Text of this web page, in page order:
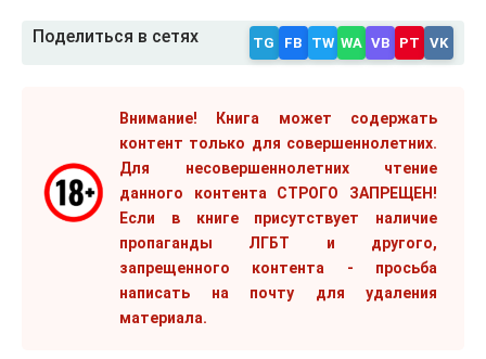
Поделиться в сетях TG FB TW WA VB PT VK
Внимание! Книга может содержать
контент только для совершеннолетних.
Для несовершеннолетних чтение
данного контента СТРОГО ЗАПРЕЩЕН!
Если в книге присутствует наличие
пропаганды ЛГБТ и другого,
запрещенного контента - просьба
написать на почту для удаления
материала.